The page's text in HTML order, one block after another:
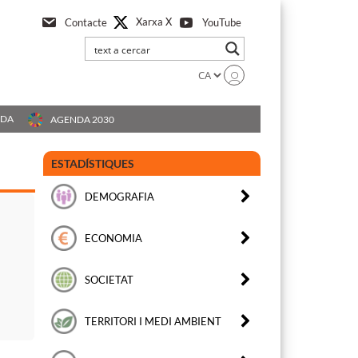
Contacte Xarxa X YouTube
AGENDA 2030
ESTADÍSTIQUES
DEMOGRAFIA
ECONOMIA
SOCIETAT
TERRITORI I MEDI AMBIENT